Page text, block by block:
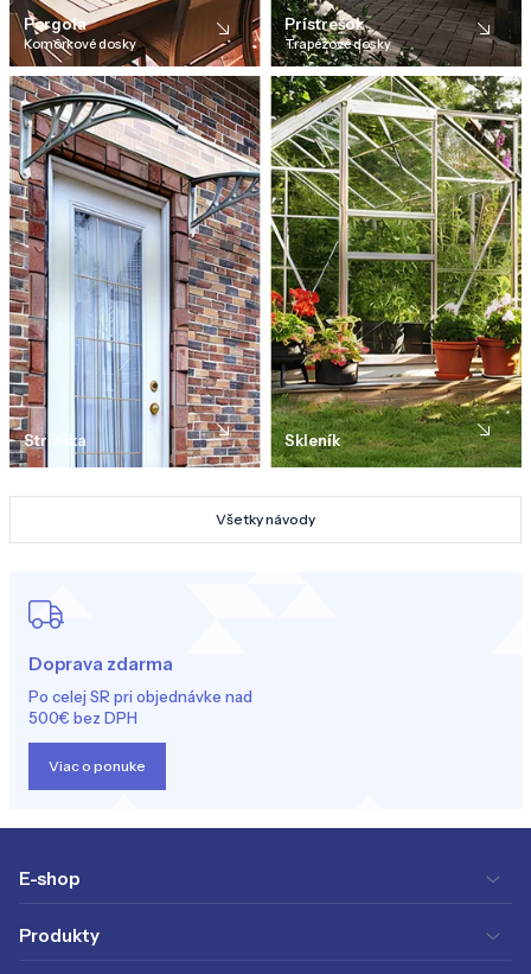
Doprava zdarma
Po celej SR pri objednávke nad
500€ bez DPH
Viac o ponuke
Pergola
Komôrkové dosky
Prístrešok
Trapézové dosky
Strieška Skleník
Všetky návody
E-shop
Produkty